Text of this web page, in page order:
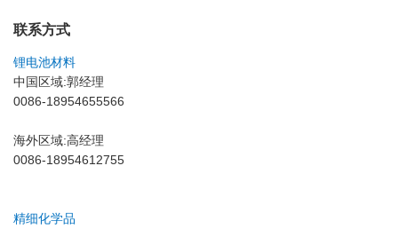
联系方式
锂电池材料
中国区域:郭经理
0086-18954655566
海外区域:高经理
0086-18954612755
精细化学品